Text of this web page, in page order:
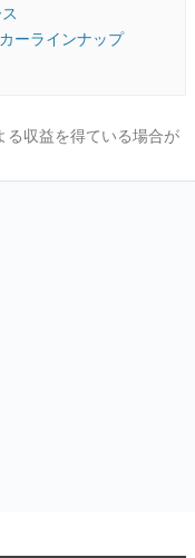
ーラインナップ
る収益を得ている場合が